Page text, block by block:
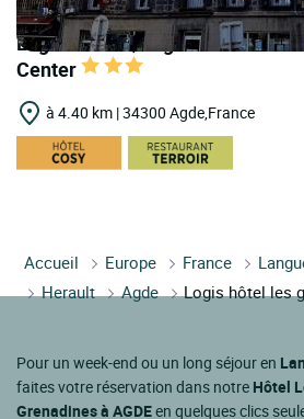
Logis Hôtels | Logis Hôtel
Center
à 4.40 km | 34300 Agde,France
Accueil Europe France
Herault
Agde Logis hôtel les
Pour un week-end ou un long séjour en
faites votre réservation dans notre Hôtel
Grenadines à AGDEen quelques clics